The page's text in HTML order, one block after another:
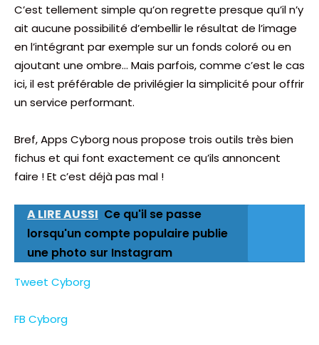
C’est tellement simple qu’on regrette presque qu’il n’y
ait aucune possibilité d’embellir le résultat de l’image
en l’intégrant par exemple sur un fonds coloré ou en
ajoutant une ombre… Mais parfois, comme c’est le cas
ici, il est préférable de privilégier la simplicité pour offrir
un service performant.
Bref, Apps Cyborg nous propose trois outils très bien
fichus et qui font exactement ce qu’ils annoncent
faire ! Et c’est déjà pas mal !
A LIRE AUSSI Ce qu'il se passe
lorsqu'un compte populaire publie
une photo sur Instagram
Tweet Cyborg
FB Cyborg